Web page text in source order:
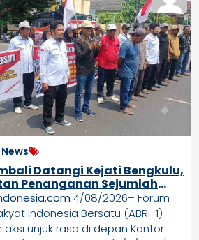
News
Datangi Kejati Bengkulu,
Penanganan Sejumlah
4/08/2026– Forum
Indonesia Bersatu (ABRI-1)
unjuk rasa di depan Kantor